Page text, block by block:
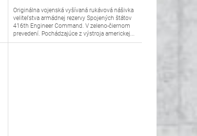
Originálna vojenská vyšívaná rukávová nášivka
veliteľstva armádnej rezervy Spojených štátov
416th Engineer Command. V zeleno-čiernom
prevedení. Pochádzajúce z výstroja americkej...